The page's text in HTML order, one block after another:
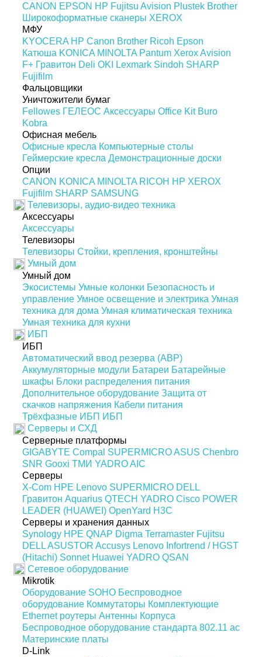
CANON EPSON HP Fujitsu Avision Plustek Brother
Широкоформатные сканеры XEROX
МФУ
KYOCERA HP Canon Brother Ricoh Epson
Катюша KONICA MINOLTA Pantum XeroxAvision
F+ Гравитон Deli OKI Lexmark Sindoh SHARP
Fujifilm
Фальцовщики
Уничтожители бумаг
Fellowes ГЕЛЕОС Аксессуары Office Kit Buro
Kobra
Офисная мебель
Офисные кресла Компьютерные столы
Геймерские кресла Демонстрационные доски
Опции
CANON KONICA MINOLTA RICOH HP XEROX
Fujifilm SHARP SAMSUNG
Телевизоры, аудио-видео техника
Аксессуары
Аксессуары
Телевизоры
Телевизоры Стойки, крепления, кронштейны
Умный дом
Умный дом
Экосистемы Умные колонки Безопасность и
управление Умное освещение и электрика Умная
техника для дома Умная климатическая техника
Умная техника для кухни
ИБП
ИБП
Автоматический ввод резерва (АВР)
Аккумуляторные модули Батареи Батарейные
шкафы Блоки распределения питания
Дополнительное оборудование Защита от
скачков напряжения Кабели питания
Трёхфазные ИБП ИБП
Серверы и СХД
Серверные платформы
GIGABYTE Compal SUPERMICROASUS Chenbro
SNR Gooxi ТМИ YADROAIC
Серверы
X-Com HPE Lenovo SUPERMICRO DELL
Гравитон Aquarius QTECH YADRO Cisco POWER
LEADER (HUAWEI) OpenYard H3C
Серверы и хранения данных
Synology HPE QNAP Digma Terramaster Fujitsu
DELLASUSTOR Accusys Lenovo Infortrend / HGST
(Hitachi) Sonnet Huawei YADRO QSAN
Сетевое оборудование
Mikrotik
Оборудование SOHO Беспроводное
оборудование Коммутаторы Комплектующие
Ethernet роутеры Антенны Корпуса
Беспроводное оборудование стандарта 802.11 ас
Материнские платы
D-Link